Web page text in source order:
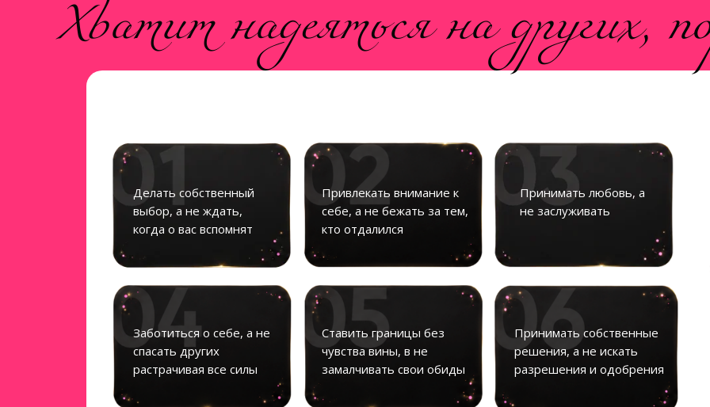
Хватит надеяться на других,
Заботиться о себе, а не
спасать других
растрачивая все силы
Ставить границы без
чувства вины, в не
замалчивать свои обиды
Принимать собственные
решения, а не искать
разрешения и одобрения
Принимать любовь, а
не заслуживать
Делать собственный
выбор, а не ждать,
когда о вас вспомнят
Привлекать внимание к
себе, а не бежать за тем,
кто отдалился